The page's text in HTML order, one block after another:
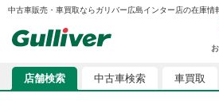
中古車販売・車買取ならガリバー広島インター店の在庫情
店舗検索 中古車検索 車買取